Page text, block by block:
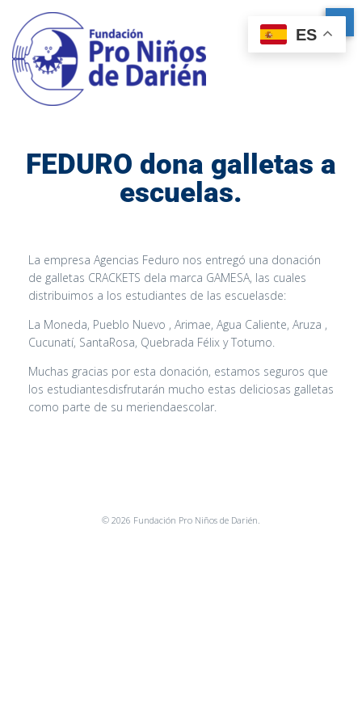
FEDURO dona galletas a
escuelas.
La empresa Agencias Feduro nos entregó una donación
de galletas CRACKETS dela marca GAMESA, las cuales
distribuimos a los estudiantes de las escuelasde:
La Moneda, Pueblo Nuevo , Arimae, Agua Caliente, Aruza ,
Cucunatí, SantaRosa, Quebrada Félix y Totumo.
Muchas gracias por esta donación, estamos seguros que
los estudiantesdisfrutarán mucho estas deliciosas galletas
como parte de su meriendaescolar.
© 2026 Fundación Pro Niños de Darién.
ES